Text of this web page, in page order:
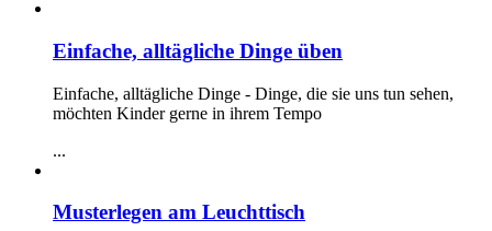
Einfache, alltägliche Dinge üben
Einfache, alltägliche Dinge - Dinge, die sie uns tun sehen,
möchten Kinder gerne in ihrem Tempo
...
Musterlegen am Leuchttisch